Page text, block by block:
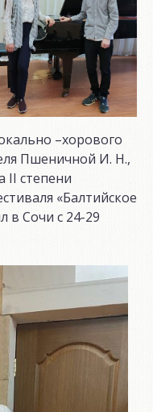
–хорового
Пшеничной И. Н.,
II степени
«Балтийское
в Сочи с 24-29